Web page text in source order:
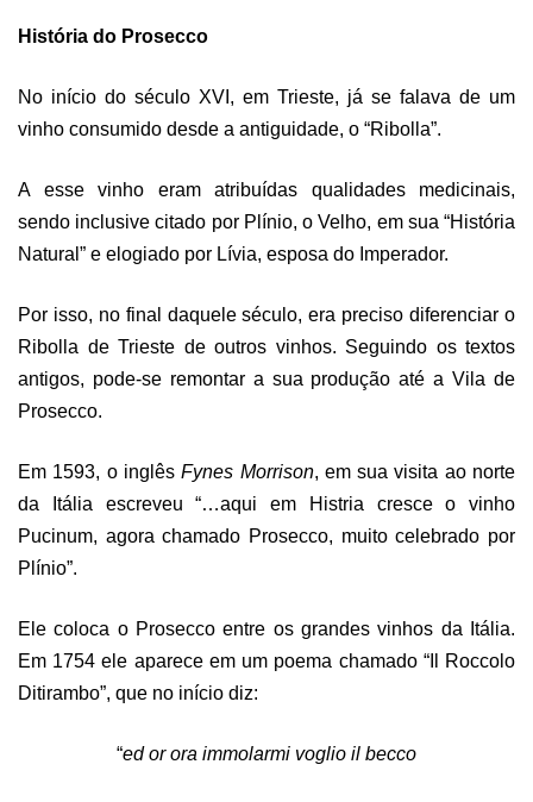
História do Prosecco
No início do século XVI, em Trieste, já se falava de um
vinho consumido desde a antiguidade, o “Ribolla”.
A esse vinho eram atribuídas qualidades medicinais,
sendo inclusive citado por Plínio, o Velho, em sua “História
Natural” e elogiado por Lívia, esposa do Imperador.
Por isso, no final daquele século, era preciso diferenciar o
Ribolla de Trieste de outros vinhos. Seguindo os textos
antigos, pode-se remontar a sua produção até a Vila de
Prosecco.
Em 1593, o inglêsFynes Morrison, em sua visita ao norte
da Itália escreveu “…aqui em Histria cresce o vinho
Pucinum, agora chamado Prosecco, muito celebrado por
Plínio”.
Ele coloca o Prosecco entre os grandes vinhos da Itália.
Em 1754 ele aparece em um poema chamado “Il Roccolo
Ditirambo”, que no início diz:
“ed or ora immolarmi voglio il becco